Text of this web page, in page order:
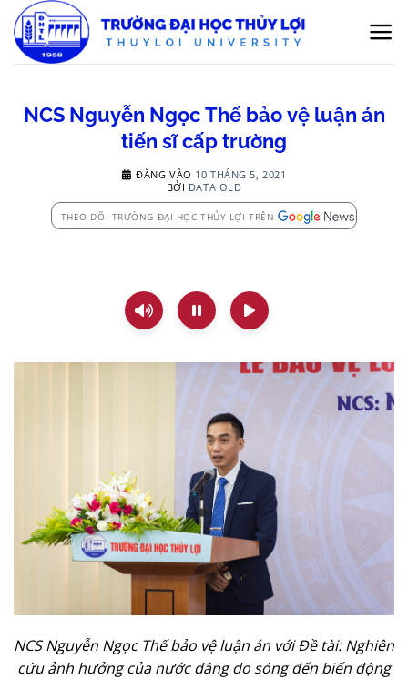
qua
nội
NCS Nguyễn Ngọc Thế bảo vệ luận án
tiến sĩ cấp trường
ĐĂNG VÀO 10 THÁNG 5, 2021
BỞI DATA OLD
THEO DÕI TRƯỜNG ĐẠI HỌC THỦY LỢI TRÊN
NCS Nguyễn Ngọc Thế bảo vệ luận án với Đề tài: Nghiên
cứu ảnh hưởng của nước dâng do sóng đến biến động